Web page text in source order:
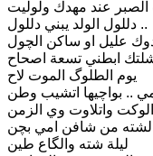
الصبر عند مهدك ولوليت
دللول الولد يبني دللول ..
عليل او ساكن الچول
ابطني تسعة اصحاح
يوم الطلوگ الموت لاح
.. بواچيها اتشيب وطن
واتلاوت وي الزمن
الشته من شافن امي بچن
ليلة شته والگاع طين